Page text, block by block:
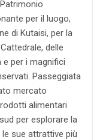
per il luogo,
di Kutaisi, per la
delle
e per i magnifici
Passeggiata
mercato
alimentari
per esplorare la
sue attrattive più